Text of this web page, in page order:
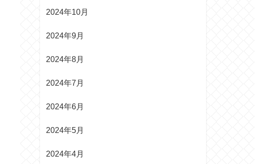
2024年10月
2024年9月
2024年8月
2024年7月
2024年6月
2024年5月
2024年4月